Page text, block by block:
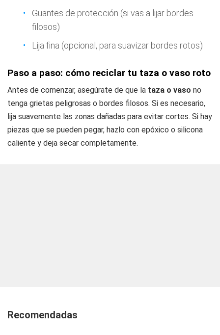
Guantes de protección (si vas a lijar bordes
filosos)
Lija fina (opcional, para suavizar bordes rotos)
Paso a paso: cómo reciclar tu taza o vaso roto
Antes de comenzar, asegúrate de que la taza o vaso no
tenga grietas peligrosas o bordes filosos. Si es necesario,
lija suavemente las zonas dañadas para evitar cortes. Si hay
piezas que se pueden pegar, hazlo con epóxico o silicona
caliente y deja secar completamente.
Recomendadas